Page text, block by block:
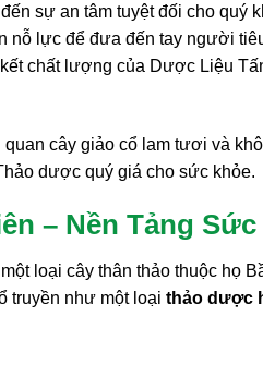
sự an tâm tuyệt đối cho quý
nỗ lực để đưa đến tay người
chất lượng của Dược Liệu
dược quý giá cho sức khỏe.
– Nền Tảng
loại cây thân thảo thuộc họ
truyền như một loại thảo dược